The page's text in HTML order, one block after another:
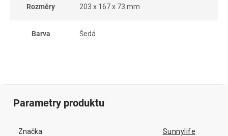
Rozměry 203 x 167 x 73 mm
Barva Šedá
Parametry produktu
Značka Sunnylife